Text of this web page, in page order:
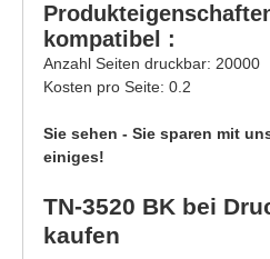
kompatibel :
Anzahl Seiten druckbar: 20000
Kosten pro Seite: 0.2
Sie sehen - Sie sparen mit
einiges!
TN-3520 BK bei
kaufen